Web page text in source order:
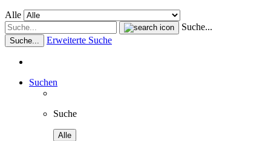
Alle
Suche...
Suche... Erweiterte Suche
Suchen
Suche
Alle